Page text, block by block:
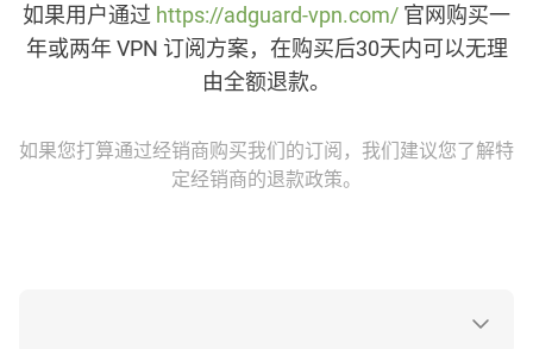
如果用户通过 https://adguard-vpn.com/ 官网购买一
年或两年 VPN 订阅方案，在购买后30天内可以无理
由全额退款。
如果您打算通过经销商购买我们的订阅，我们建议您了解特
定经销商的退款政策。